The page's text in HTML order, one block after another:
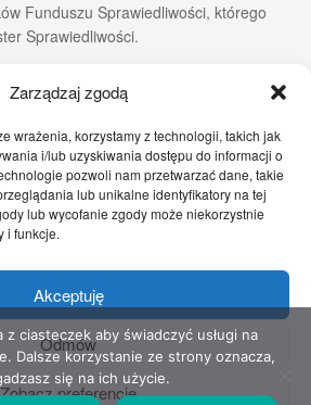
Zarządzaj zgodą
wrażenia, korzystamy z technologii, takich jak
i/lub uzyskiwania dostępu do informacji o
pozwoli nam przetwarzać dane, takie
lub unikalne identyfikatory na tej
lub wycofanie zgody może niekorzystnie
i funkcje.
Akceptuję
Odmów
Zobacz preferencje
Funduszu Sprawiedliwości, którego
Sprawiedliwości.
Wiadomości Sport
Zdrowie
Kontakt
Przyjaciół Zdrowia - Wszelkie prawa
z ciasteczek aby świadczyć usługi na
Dalsze korzystanie ze strony oznacza,
się na ich użycie.